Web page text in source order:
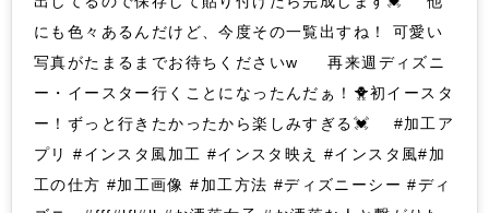
にも色々あるんだけど、今度その一覧出すね！ 可愛い
写真がたまるまでお待ちくださいw 再来週ディズニ
ー・イースター行くことになったんだぁ！🐥初イースタ
ー！ずっと行きたかったから楽しみすぎる💓 #加工ア
プリ #インスタ風加工 #インスタ映え #インスタ風#加
工の仕方 #加工画像 #加工方法 #ディズニーシー #ディ